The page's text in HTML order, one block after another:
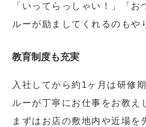
「いってらっしゃい！」「
ルーが励ましてくれるのもや
教育制度も充実
入社してから約1ヶ月は研修
ルーが丁寧にお仕事をお教え
まずはお店の敷地内や近場を